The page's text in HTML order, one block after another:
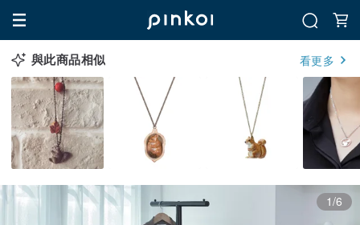
與此商品相似 看更多
1/6